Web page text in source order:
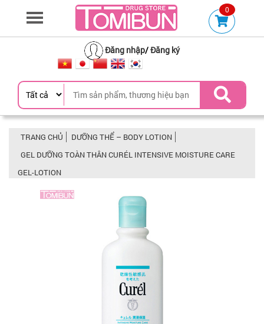
0
Đăng nhập/Đăng ký
TRANG CHỦ
DƯỠNG THỂ – BODY LOTION
GEL DƯỠNG TOÀN THÂN CURÉL INTENSIVE MOISTURE CARE
GEL-LOTION